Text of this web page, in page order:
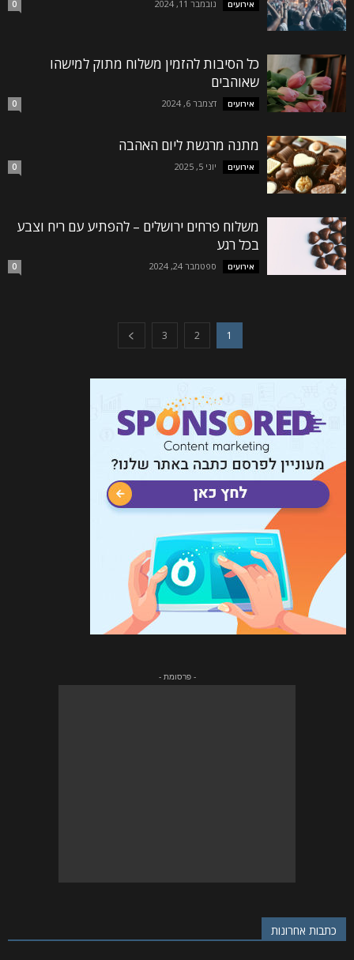
אירועים נובמבר 11, 2024 0
כל הסיבות להזמין משלוח מתוק למישהו
שאוהבים
אירועים דצמבר 6, 2024 0
מתנה מרגשת ליום האהבה
אירועים יוני 5, 2025 0
משלוח פרחים ירושלים – להפתיע עם ריח וצבע
בכל רגע
אירועים ספטמבר 24, 2024 0
1
2
3
- פרסומת -
כתבות אחרונות